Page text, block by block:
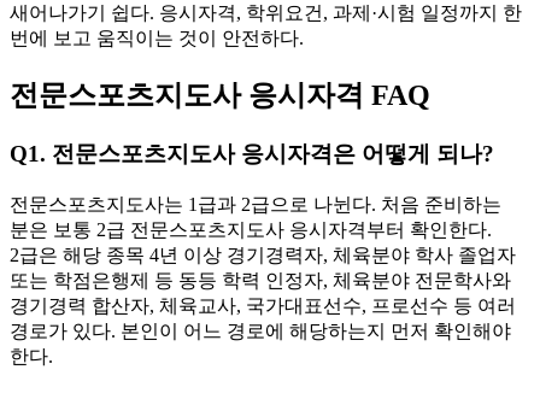
새어나가기 쉽다. 응시자격, 학위요건, 과제·시험 일정까지 한
번에 보고 움직이는 것이 안전하다.
전문스포츠지도사 응시자격 FAQ
Q1. 전문스포츠지도사 응시자격은 어떻게 되나?
전문스포츠지도사는 1급과 2급으로 나뉜다. 처음 준비하는
분은 보통 2급 전문스포츠지도사 응시자격부터 확인한다.
2급은 해당 종목 4년 이상 경기경력자, 체육분야 학사 졸업자
또는 학점은행제 등 동등 학력 인정자, 체육분야 전문학사와
경기경력 합산자, 체육교사, 국가대표선수, 프로선수 등 여러
경로가 있다. 본인이 어느 경로에 해당하는지 먼저 확인해야
한다.